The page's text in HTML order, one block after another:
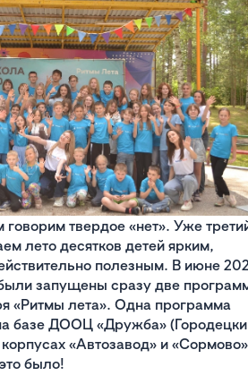
твердое «нет». Уже
лето десятков детей ярким,
полезным. В июне
запущены сразу две
«Ритмы лета». Одна программа
базе ДООЦ «Дружба»
«Автозавод» и
было!